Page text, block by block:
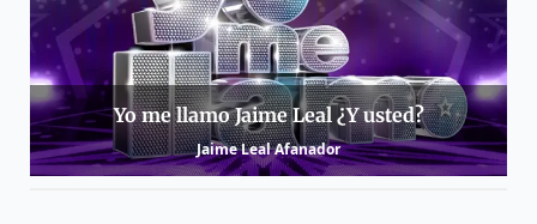
Yo me llamo Jaime Leal ¿Y usted?
Jaime Leal Afanador